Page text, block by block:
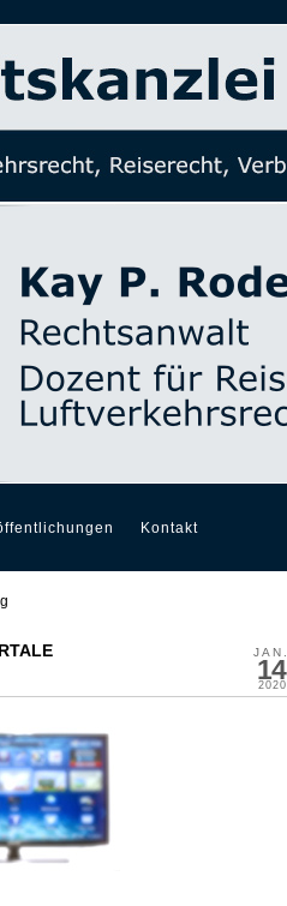
Kontakt
JAN.
14
2020